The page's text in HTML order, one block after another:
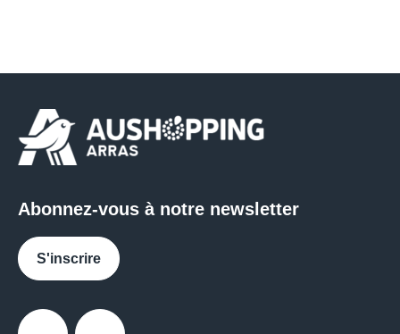
Abonnez-vous à notre newsletter
S'inscrire